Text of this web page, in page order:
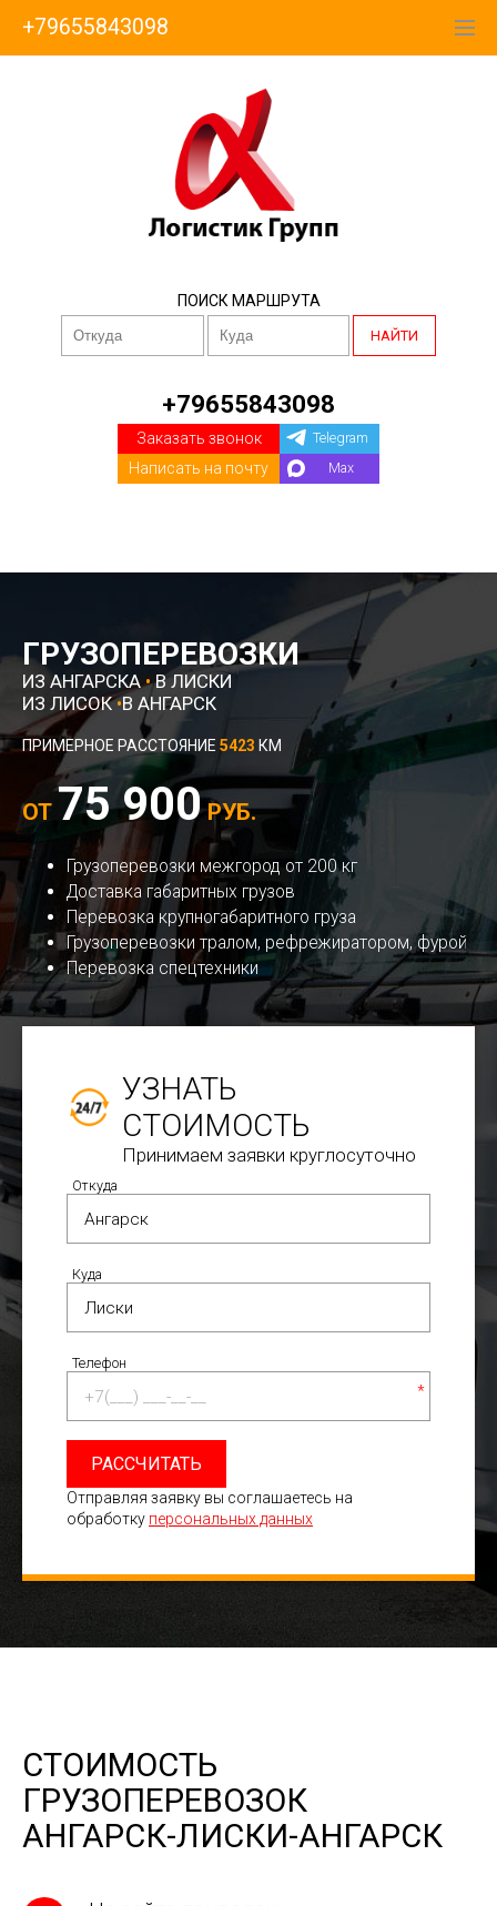
+79655843098
ПОИСК МАРШРУТА
НАЙТИ
+79655843098
Заказать звонок
Написать на почту
Telegram
Max
ГРУЗОПЕРЕВОЗКИ
ИЗ АНГАРСКА•В ЛИСКИ
ИЗ ЛИСОК•В АНГАРСК
ПРИМЕРНОЕ РАССТОЯНИЕ 5423 КМ
ОТ 75 900РУБ.
Грузоперевозки межгород от 200 кг
Доставка габаритных грузов
Перевозка крупногабаритного груза
Грузоперевозки тралом, рефрежиратором, фурой
Перевозка спецтехники
УЗНАТЬ
СТОИМОСТЬ
Принимаем заявки круглосуточно
Откуда
Куда
Телефон
*
РАССЧИТАТЬ
Отправляя заявку вы соглашаетесь на
обработку персональных данных
СТОИМОСТЬ
ГРУЗОПЕРЕВОЗОК
АНГАРСК-ЛИСКИ-АНГАРСК